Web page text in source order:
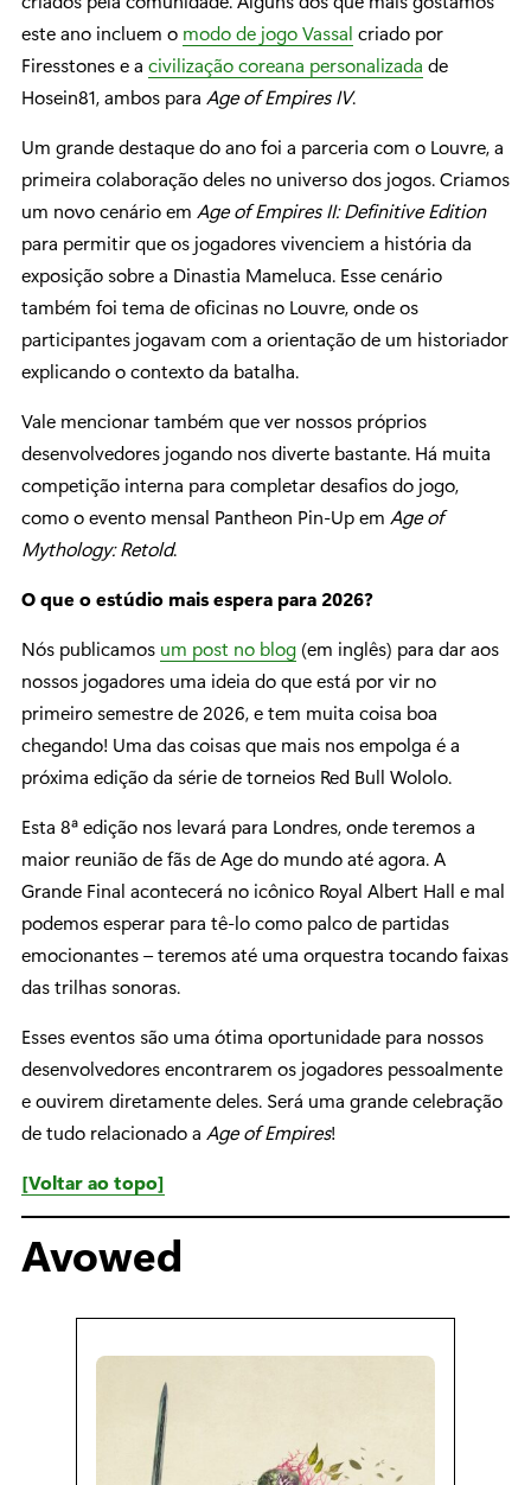
este ano incluem o modo de jogo Vassal criado por
Firesstones e a civilização coreana personalizada de
Hosein81, ambos para Age of Empires IV.
Um grande destaque do ano foi a parceria com o Louvre, a
primeira colaboração deles no universo dos jogos. Criamos
um novo cenário em Age of Empires II: Definitive Edition
para permitir que os jogadores vivenciem a história da
exposição sobre a Dinastia Mameluca. Esse cenário
também foi tema de oficinas no Louvre, onde os
participantes jogavam com a orientação de um historiador
explicando o contexto da batalha.
Vale mencionar também que ver nossos próprios
desenvolvedores jogando nos diverte bastante. Há muita
competição interna para completar desafios do jogo,
como o evento mensal Pantheon Pin-Up em Age of
Mythology: Retold.
O que o estúdio mais espera para 2026?
Nós publicamos um post no blog (em inglês) para dar aos
nossos jogadores uma ideia do que está por vir no
primeiro semestre de 2026, e tem muita coisa boa
chegando! Uma das coisas que mais nos empolga é a
próxima edição da série de torneios Red Bull Wololo.
Esta 8ª edição nos levará para Londres, onde teremos a
maior reunião de fãs de Age do mundo até agora. A
Grande Final acontecerá no icônico Royal Albert Hall e mal
podemos esperar para tê-lo como palco de partidas
emocionantes – teremos até uma orquestra tocando faixas
das trilhas sonoras.
Esses eventos são uma ótima oportunidade para nossos
desenvolvedores encontrarem os jogadores pessoalmente
e ouvirem diretamente deles. Será uma grande celebração
de tudo relacionado a Age of Empires!
[Voltar ao topo]
Avowed